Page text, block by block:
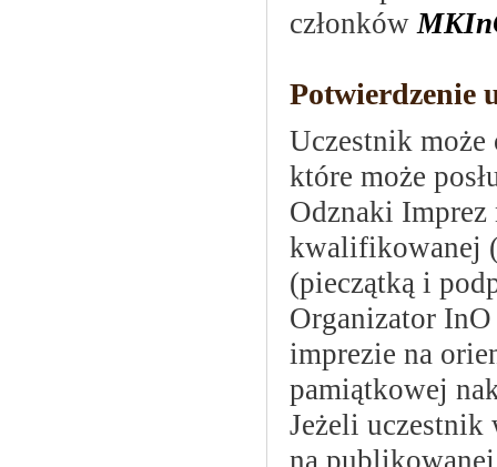
członków
Potwierdzenie
Uczestnik
które może
Odznaki
kwalifikowanej
(pieczątką i
Organizator
imprezie na
pamiątkowej
Jeżeli
na